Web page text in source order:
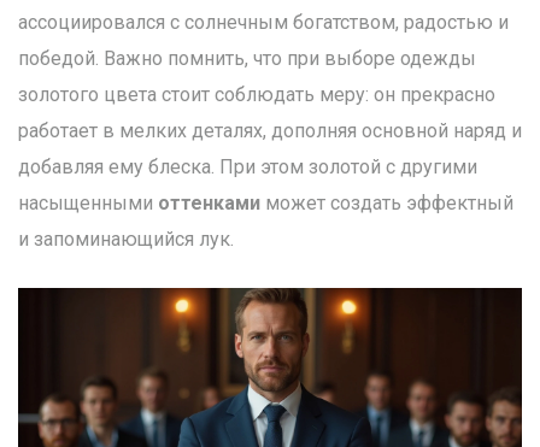
ассоциировался с солнечным богатством, радостью и
победой. Важно помнить, что при выборе одежды
золотого цвета стоит соблюдать меру: он прекрасно
работает в мелких деталях, дополняя основной наряд и
добавляя ему блеска. При этом золотой с другими
насыщенными оттенками может создать эффектный
и запоминающийся лук.